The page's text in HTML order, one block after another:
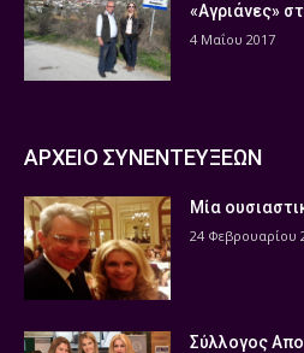
«Αγριάνες»
4 Μαΐου 2017
ΑΡΧΕΙΟ ΣΥΝΕΝΤΕΥΞΕΩΝ
Μία
24 Φεβρουαρίου
Σύλλογος